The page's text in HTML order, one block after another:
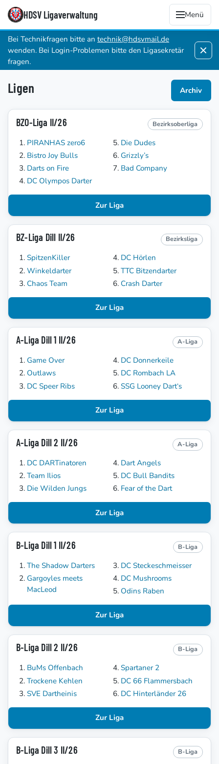
HDSV Ligaverwaltung Menü
Bei Technikfragen bitte an technik@hdsvmail.de
wenden. Bei Login-Problemen bitte den Ligasekretär
fragen.
Ligen Archiv
BZO-Liga II/26 Bezirksoberliga
PIRANHAS zero6
Bistro Joy Bulls
Darts on Fire
DC Olympos Darter
Die Dudes
Grizzly’s
Bad Company
Zur Liga
BZ-Liga Dill II/26 Bezirksliga
SpitzenKiller
Winkeldarter
Chaos Team
DC Hörlen
TTC Bitzendarter
Crash Darter
Zur Liga
A-Liga Dill 1 II/26 A-Liga
Game Over
Outlaws
DC Speer Ribs
DC Donnerkeile
DC Rombach LA
SSG Looney Dart‘s
Zur Liga
A-Liga Dill 2 II/26 A-Liga
DC DARTinatoren
Team Ilios
Die Wilden Jungs
Dart Angels
DC Bull Bandits
Fear of the Dart
Zur Liga
B-Liga Dill 1 II/26 B-Liga
The Shadow Darters
Gargoyles meets
MacLeod
DC Steckeschmeisser
DC Mushrooms
Odins Raben
Zur Liga
B-Liga Dill 2 II/26 B-Liga
BuMs Offenbach
Trockene Kehlen
SVE Dartheinis
Spartaner 2
DC 66 Flammersbach
DC Hinterländer 26
Zur Liga
B-Liga Dill 3 II/26 B-Liga